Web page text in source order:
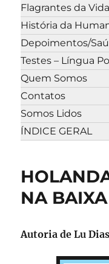
Flagrantes da
História da
Depoimentos/
Testes – Língua
Quem Somos
Contatos
Somos Lidos
ÍNDICE GERAL
NA
Autoria de Lu